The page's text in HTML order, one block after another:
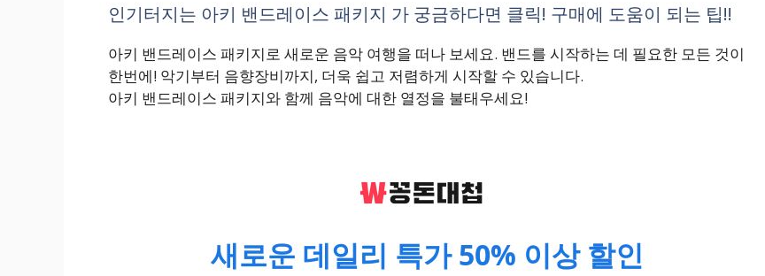
인기터지는 아키 밴드레이스 패키지 가 궁금하다면 클릭! 구매에 도움이 되는 팁!!
아키 밴드레이스 패키지로 새로운 음악 여행을 떠나 보세요. 밴드를 시작하는 데 필요한 모든 것이
한번에! 악기부터 음향장비까지, 더욱 쉽고 저렴하게 시작할 수 있습니다.
아키 밴드레이스 패키지와 함께 음악에 대한 열정을 불태우세요!
새로운 데일리 특가 50% 이상 할인